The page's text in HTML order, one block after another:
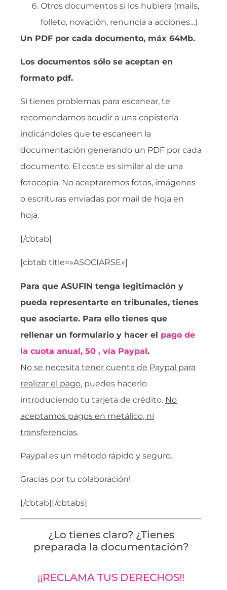
Otros documentos si los hubiera (mails,
folleto, novación, renuncia a acciones…)
Un PDF por cada documento, máx 64Mb.
Los documentos sólo se aceptan en
formato pdf.
Si tienes problemas para escanear, te
recomendamos acudir a una copistería
indicándoles que te escaneen la
documentación generando un PDF por cada
documento. El coste es similar al de una
fotocopia. No aceptaremos fotos, imágenes
o escrituras enviadas por mail de hoja en
hoja.
[/cbtab]
[cbtab title=»ASOCIARSE»]
Para que ASUFIN tenga legitimación y
pueda representarte en tribunales, tienes
que asociarte. Para ello tienes que
rellenar un formulario y hacer el pago de
la cuota anual, 50 , vía Paypal.
No se necesita tener cuenta de Paypal para
realizar el pago, puedes hacerlo
introduciendo tu tarjeta de crédito. No
aceptamos pagos en metálico, ni
transferencias.
Paypal es un método rápido y seguro.
Gracias por tu colaboración!
[/cbtab][/cbtabs]
¿Lo tienes claro? ¿Tienes
preparada la documentación?
¡¡RECLAMA TUS DERECHOS!!